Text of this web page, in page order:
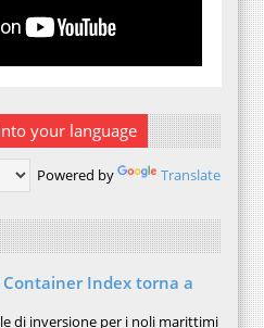
your language
Powered by Translate
Index torna a
di inversione per i noli marittimi